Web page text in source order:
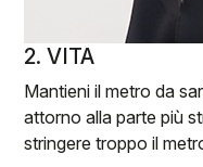
2. VITA
Mantieni il metro da
attorno alla parte più
stringere troppo il